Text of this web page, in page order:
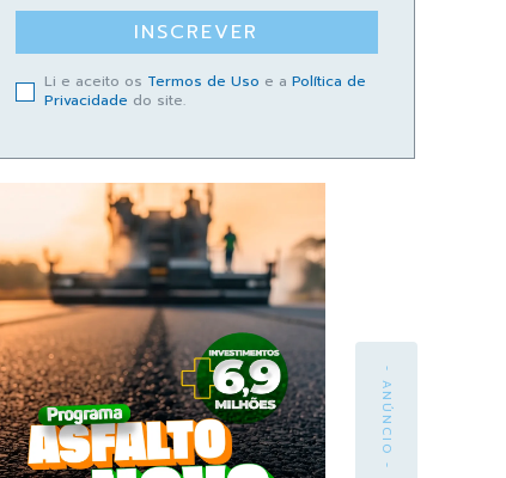
INSCREVER
Li e aceito os Termos de Uso e a Política de
Privacidade do site.
- ANÚNCIO -